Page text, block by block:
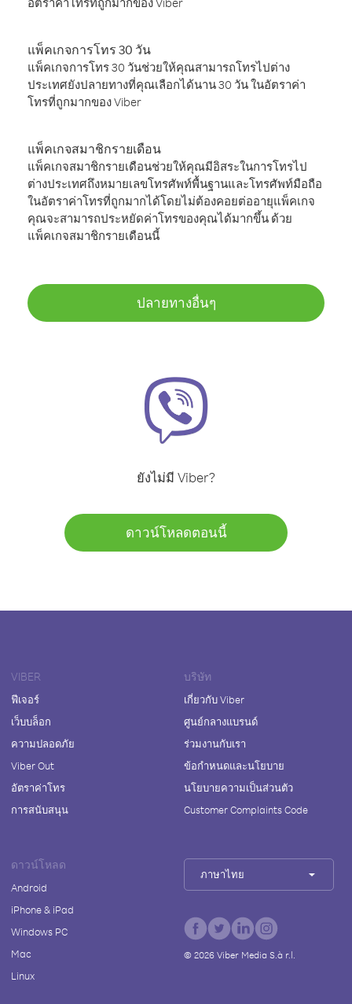
แพ็คเกจการโทร 30 วัน
แพ็คเกจการโทร 30 วันช่วยให้คุณสามารถโทรไปต่าง
ประเทศยังปลายทางที่คุณเลือกได้นาน 30 วัน ในอัตราค่า
โทรที่ถูกมากของ Viber
แพ็คเกจสมาชิกรายเดือน
แพ็คเกจสมาชิกรายเดือนช่วยให้คุณมีอิสระในการโทรไป
ต่างประเทศถึงหมายเลขโทรศัพท์พื้นฐานและโทรศัพท์มือถือ
ในอัตราค่าโทรที่ถูกมากได้โดยไม่ต้องคอยต่ออายุแพ็คเกจ
คุณจะสามารถประหยัดค่าโทรของคุณได้มากขึ้น ด้วย
แพ็คเกจสมาชิกรายเดือนนี้
ปลายทางอื่นๆ
ยังไม่มี Viber?
ดาวน์โหลดตอนนี้
VIBER
ฟีเจอร์
เว็บบล็อก
ความปลอดภัย
Viber Out
อัตราค่าโทร
การสนับสนุน
บริษัท
เกี่ยวกับ Viber
ศูนย์กลางแบรนด์
ร่วมงานกับเรา
ข้อกำหนดและนโยบาย
นโยบายความเป็นส่วนตัว
Customer Complaints Code
ดาวน์โหลด
Android
iPhone & iPad
Windows PC
Mac
Linux
ภาษาไทย
© 2026Viber Media S.à r.l.